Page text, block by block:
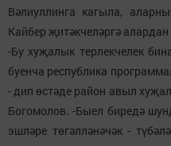
Вәлиуллинга кагыла,
Кайбер җитәкчеләргә
-Бу хуҗалык терлекчелек
буенча республика
- дип өстәде район авыл
Богомолов. -Быел биредә
эшләре төгәлләнәчәк -